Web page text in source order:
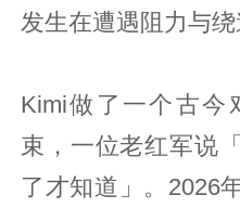
发生在遭遇阻力与绕
Kimi做了一个古今
束，一位老红军说
了才知道」。2026